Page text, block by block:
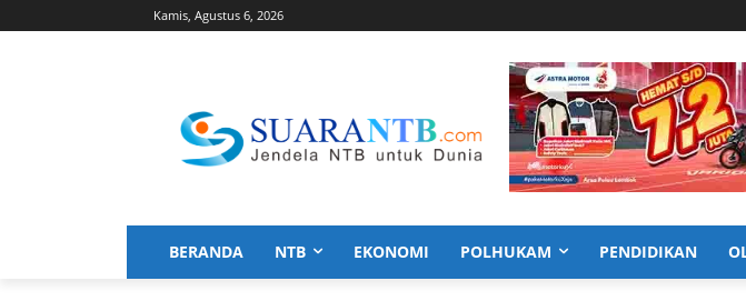
Kamis, Agustus 6, 2026
BERANDA NTB EKONOMI POLHUKAM PENDIDIKAN